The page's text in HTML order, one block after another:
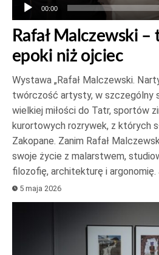
00:00
Rafał Malczewski
epoki niż ojciec
Wystawa „Rafał Malczewski.
twórczość artysty, w szczególny
wielkiej miłości do Tatr, sportów
kurortowych rozrywek, z których
Zakopane. Zanim Rafał
swoje życie z malarstwem,
filozofię, architekturę i
5 maja 2026